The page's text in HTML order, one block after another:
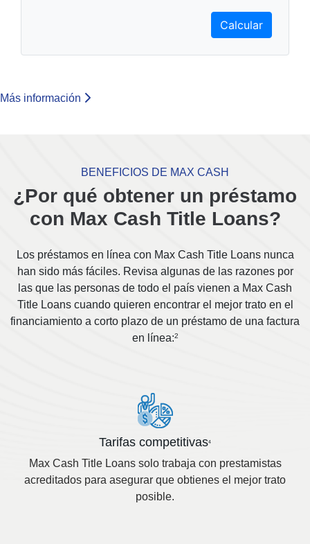
Calcular
Más información
BENEFICIOS DE MAX CASH
¿Por qué obtener un préstamo
con Max Cash Title Loans?
Los préstamos en línea con Max Cash Title Loans nunca
han sido más fáciles. Revisa algunas de las razones por
las que las personas de todo el país vienen a Max Cash
Title Loans cuando quieren encontrar el mejor trato en el
financiamiento a corto plazo de un préstamo de una factura
en línea:2
Tarifas competitivas4
Max Cash Title Loans solo trabaja con prestamistas
acreditados para asegurar que obtienes el mejor trato
posible.